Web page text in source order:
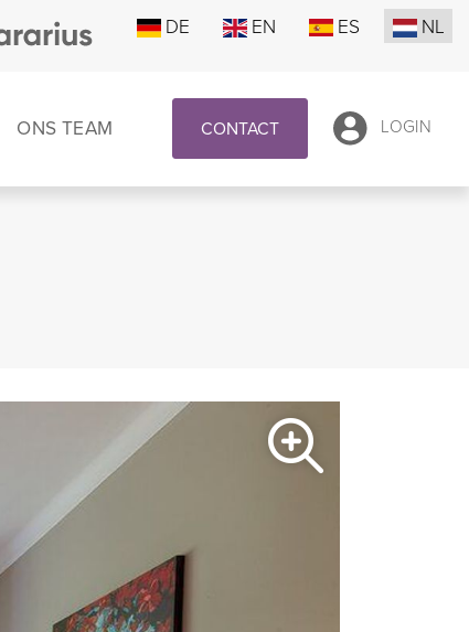
DE EN ES NL
ONS TEAM CONTACT LOGIN